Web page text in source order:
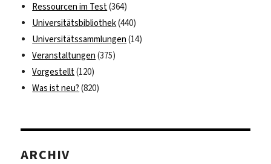
Ressourcen im Test(364)
Universitätsbibliothek(440)
Universitätssammlungen (14)
Veranstaltungen (375)
Vorgestellt(120)
Was ist neu? (820)
ARCHIV